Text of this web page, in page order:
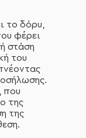
το δόρυ,
φέρει
στάση
του
που
της
της